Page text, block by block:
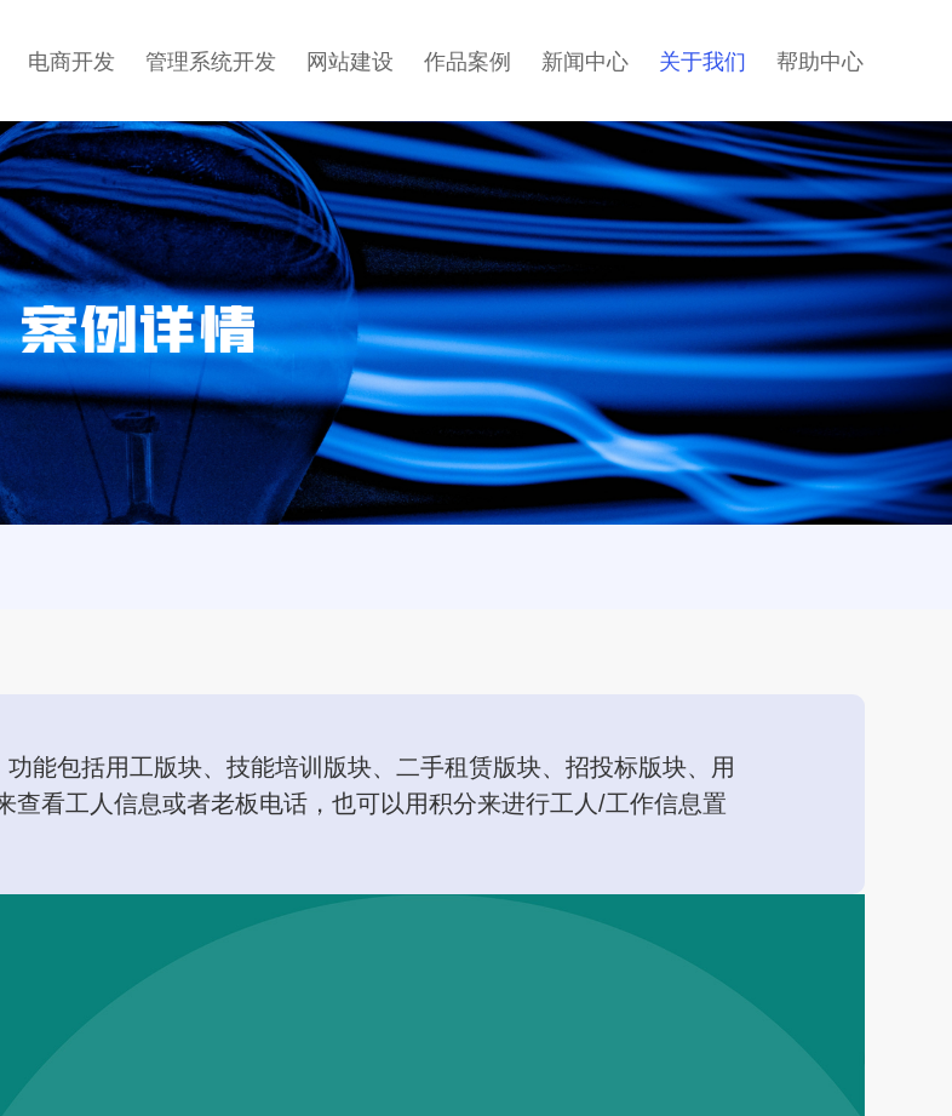
电商开发 管理系统开发 网站建设 作品案例 新闻中心 关于我们 帮助中心
能包括用工版块、技能培训版块、二手租赁版块、招投标版块、用
查看工人信息或者老板电话，也可以用积分来进行工人/工作信息置